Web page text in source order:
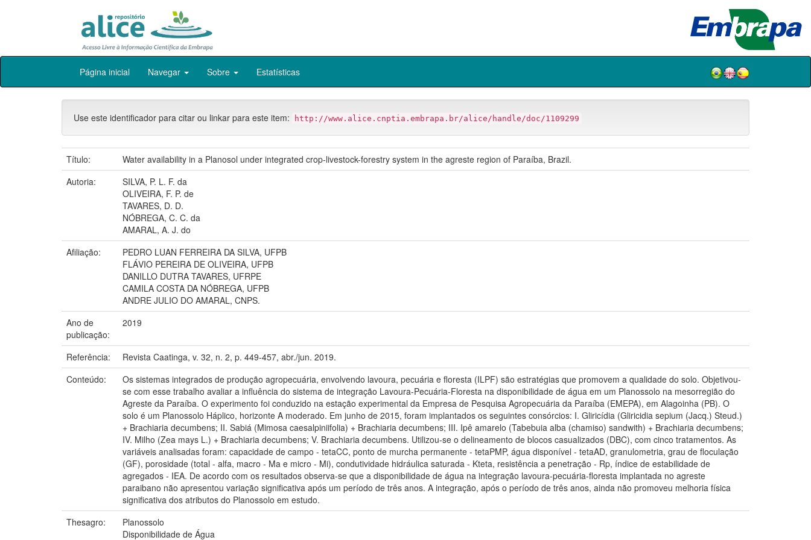
Skip
Página inicial Navegar Sobre Estatísticas
Use este identificador para citar ou linkar para este item: http://www.alice.cnptia.embrapa.br/alice/handle/doc/1109299
Título:
Water availability in a Planosol under integrated crop-livestock-forestry system in the agreste region of Paraíba, Brazil.
Autoria:
SILVA, P. L. F. da
OLIVEIRA, F. P. de
TAVARES, D. D.
NÓBREGA, C. C. da
AMARAL, A. J. do
Afiliação:
PEDRO LUAN FERREIRA DA SILVA, UFPB
FLÁVIO PEREIRA DE OLIVEIRA, UFPB
DANILLO DUTRA TAVARES, UFRPE
CAMILA COSTA DA NÓBREGA, UFPB
ANDRE JULIO DO AMARAL, CNPS.
Ano de
publicação:
2019
Referência:
Revista Caatinga, v. 32, n. 2, p. 449-457, abr./jun. 2019.
Conteúdo:
Os sistemas integrados de produção agropecuária, envolvendo lavoura, pecuária e floresta (ILPF) são estratégias que promovem a qualidade do solo. Objetivou-
se com esse trabalho avaliar a influência do sistema de integração Lavoura-Pecuária-Floresta na disponibilidade de água em um Planossolo na mesorregião do
Agreste da Paraíba. O experimento foi conduzido na estação experimental da Empresa de Pesquisa Agropecuária da Paraíba (EMEPA), em Alagoinha (PB). O
solo é um Planossolo Háplico, horizonte A moderado. Em junho de 2015, foram implantados os seguintes consórcios: I. Gliricídia (Gliricidia sepium (Jacq.) Steud.)
+ Brachiaria decumbens; II. Sabiá (Mimosa caesalpiniifolia) + Brachiaria decumbens; III. Ipê amarelo (Tabebuia alba (chamiso) sandwith) + Brachiaria decumbens;
IV. Milho (Zea mays L.) + Brachiaria decumbens; V. Brachiaria decumbens. Utilizou-se o delineamento de blocos casualizados (DBC), com cinco tratamentos. As
variáveis analisadas foram: capacidade de campo - tetaCC, ponto de murcha permanente - tetaPMP, água disponível - tetaAD, granulometria, grau de floculação
(GF), porosidade (total - alfa, macro - Ma e micro - Mi), condutividade hidráulica saturada - Kteta, resistência a penetração - Rp, índice de estabilidade de
agregados - IEA. De acordo com os resultados observa-se que a disponibilidade de água na integração lavoura-pecuária-floresta implantada no agreste
paraibano não apresentou variação significativa após um período de três anos. A integração, após o período de três anos, ainda não promoveu melhoria física
significativa dos atributos do Planossolo em estudo.
Thesagro:
Planossolo
Disponibilidade de Água